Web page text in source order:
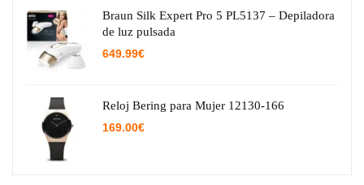
29.95€.15.38€.
Braun Silk Expert Pro 5 PL5137 – Depiladora
de luz pulsada
649.99€
Reloj Bering para Mujer 12130-166
169.00€